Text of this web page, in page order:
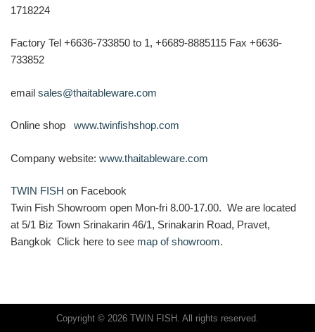
1718224
Factory Tel +6636-733850 to 1, +6689-8885115 Fax +6636-
733852
email sales@thaitableware.com
Online shop www.twinfishshop.com
Company website: www.thaitableware.com
TWIN FISH on Facebook
Twin Fish Showroom open Mon-fri 8.00-17.00. We are located
at 5/1 Biz Town Srinakarin 46/1, Srinakarin Road, Pravet,
Bangkok Click here to see map of showroom.
Copyright © 2026 TWIN FISH. All rights reserved.